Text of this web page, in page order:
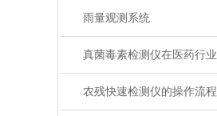
雨量观测系统
农残快速检测仪的操作流程